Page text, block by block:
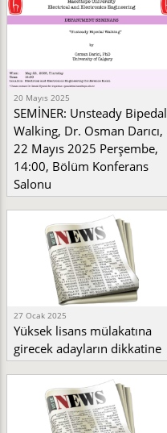
20 Mayıs 2025
SEMİNER: Unsteady Bipedal
Walking, Dr. Osman Darıcı,
22 Mayıs 2025 Perşembe,
14:00, Bölüm Konferans
Salonu
27 Ocak 2025
Yüksek lisans mülakatına
girecek adayların dikkatine